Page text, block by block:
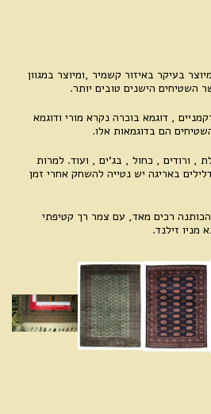
בעיקר באיזור קשמיר ,ומיוצר במגוון
השטיחים הישנים טובים יותר.
, דוגמא בוכרה נקרא מורי ודוגמא
, ורודים , כחול , בג'ים , ועוד. למרות
באריגה יש נטייה להשחק אחרי זמן
רכים מאד, עם צמר רך קטיפתי
מניו זילנד.